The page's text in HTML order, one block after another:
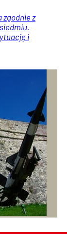
zgodnie z
i